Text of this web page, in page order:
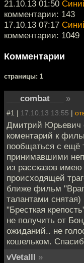
21.10.13 01:50
комментарии: 143
17.10.13 07:17
комментарии: 1049
Комментарии
cтраницы: 1
___combat___ »
#1 | 17.10.13 13:55 |
Дмитрий Юрьевич
коментарий к
пообщаться с ещё
принимавшими
из рассказов
происходящей
ближе фильм
талантами
"Бресткая
не получить от
ожиданий.. не
кошельком.
vVetalll »